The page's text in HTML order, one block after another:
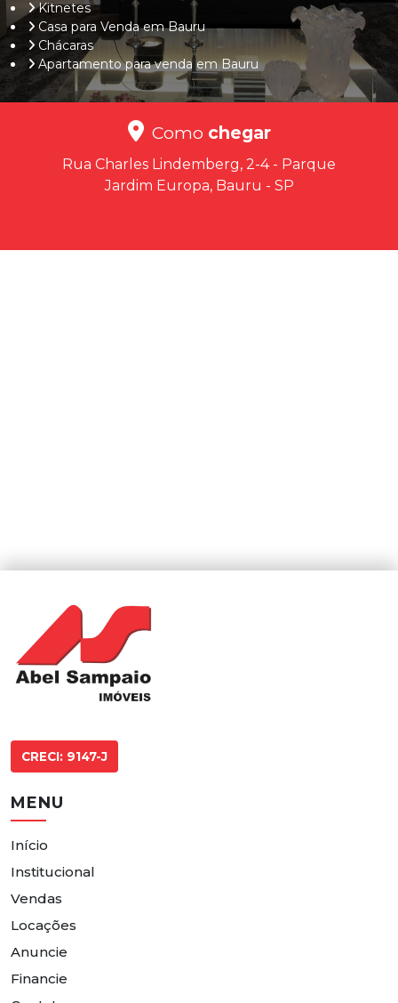
Kitnetes
Casa para Venda em Bauru
Chácaras
Apartamento para venda em Bauru
Como chegar
Rua Charles Lindemberg, 2-4 - Parque
Jardim Europa, Bauru - SP
CRECI: 9147-J
MENU
Início
Institucional
Vendas
Locações
Anuncie
Financie